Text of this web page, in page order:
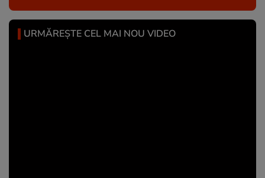
URMĂREȘTE CEL MAI NOU VIDEO